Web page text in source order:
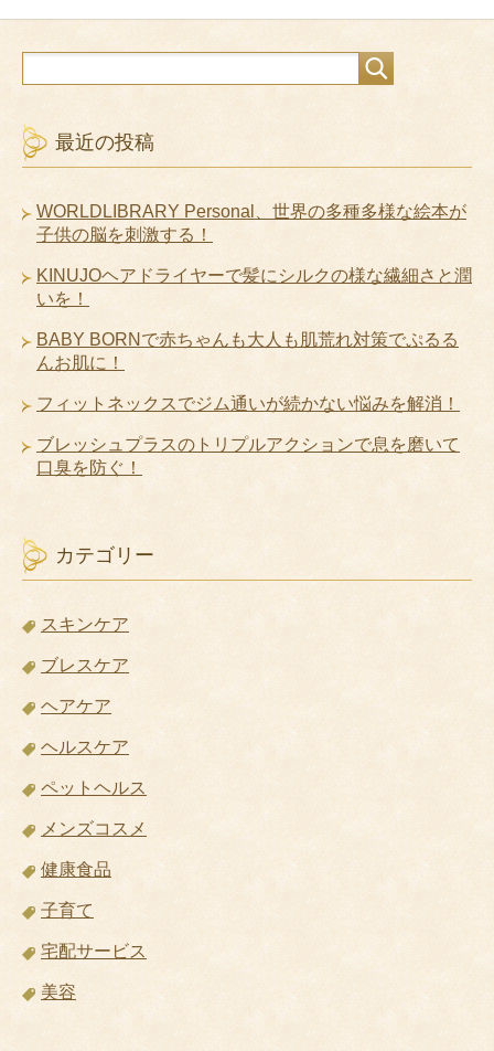
最近の投稿
WORLDLIBRARY Personal、世界の多種多様な絵本が
子供の脳を刺激する！
KINUJOヘアドライヤーで髪にシルクの様な繊細さと潤
いを！
BABY BORNで赤ちゃんも大人も肌荒れ対策でぷるる
んお肌に！
フィットネックスでジム通いが続かない悩みを解消！
ブレッシュプラスのトリプルアクションで息を磨いて
口臭を防ぐ！
カテゴリー
スキンケア
ブレスケア
ヘアケア
ヘルスケア
ペットヘルス
メンズコスメ
健康食品
子育て
宅配サービス
美容